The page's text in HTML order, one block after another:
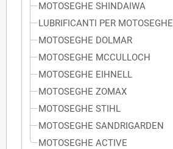
MOTOSEGHE SHINDAIWA
LUBRIFICANTI PER MOTOSEGHE
MOTOSEGHE DOLMAR
MOTOSEGHE MCCULLOCH
MOTOSEGHE EIHNELL
MOTOSEGHE ZOMAX
MOTOSEGHE STIHL
MOTOSEGHE SANDRIGARDEN
MOTOSEGHE ACTIVE